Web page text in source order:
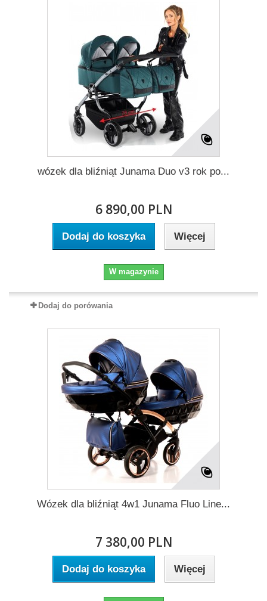
wózek dla bliźniąt Junama Duo v3 rok po...
6 890,00 PLN
Dodaj do koszyka Więcej
W magazynie
Dodaj do porówania
Wózek dla bliźniąt 4w1 Junama Fluo Line...
7 380,00 PLN
Dodaj do koszyka Więcej